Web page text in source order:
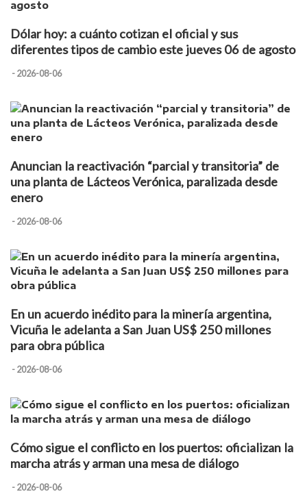
Dólar hoy: a cuánto cotizan el oficial y sus
diferentes tipos de cambio este jueves 06 de agosto
- 2026-08-06
Anuncian la reactivación “parcial y transitoria” de
una planta de Lácteos Verónica, paralizada desde
enero
- 2026-08-06
En un acuerdo inédito para la minería argentina,
Vicuña le adelanta a San Juan US$ 250 millones
para obra pública
- 2026-08-06
Cómo sigue el conflicto en los puertos: oficializan la
marcha atrás y arman una mesa de diálogo
- 2026-08-06